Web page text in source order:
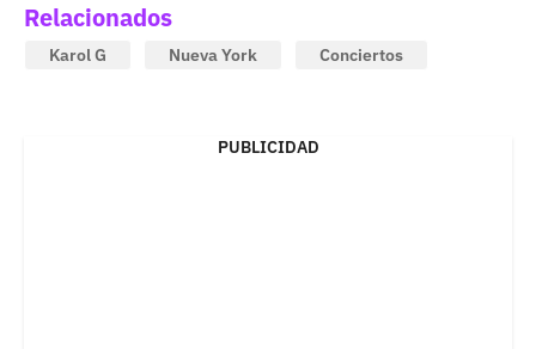
Relacionados
Karol G Nueva York Conciertos
PUBLICIDAD